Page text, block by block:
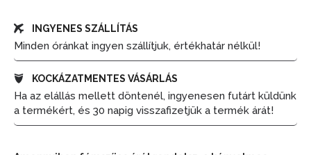
INGYENES SZÁLLÍTÁS
Minden óránkat ingyen szállítjuk, értékhatár nélkül!
KOCKÁZATMENTES VÁSÁRLÁS
Ha az elállás mellett döntenél, ingyenesen futárt küldünk
a termékért, és 30 napig visszafizetjük a termék árát!